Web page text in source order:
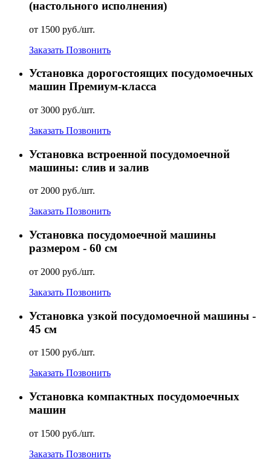
(настольного исполнения)
от 1500 руб./шт.
Заказать Позвонить
Установка дорогостоящих посудомоечных
машин Премиум-класса
от 3000 руб./шт.
Заказать Позвонить
Установка встроенной посудомоечной
машины: слив и залив
от 2000 руб./шт.
Заказать Позвонить
Установка посудомоечной машины
размером - 60 см
от 2000 руб./шт.
Заказать Позвонить
Установка узкой посудомоечной машины -
45 см
от 1500 руб./шт.
Заказать Позвонить
Установка компактных посудомоечных
машин
от 1500 руб./шт.
Заказать Позвонить